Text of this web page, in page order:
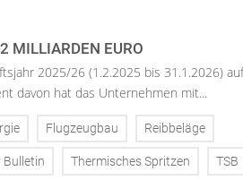
MILLIARDEN EURO
2025/26 (1.2.2025 bis 31.1.2026) auf
davon hat das Unternehmen mit...
Flugzeugbau Reibbeläge
Bulletin Thermisches Spritzen TSB